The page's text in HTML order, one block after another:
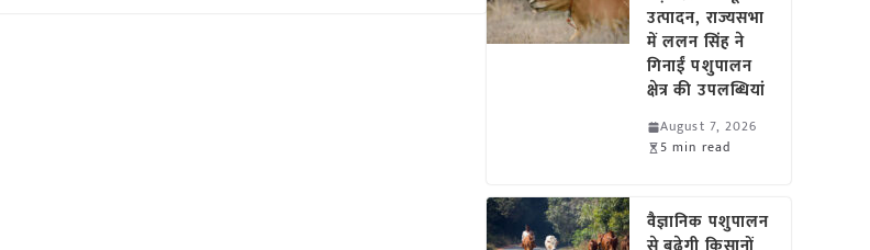
उत्पादन, राज्यसभा
में ललन सिंह ने
गिनाईं पशुपालन
क्षेत्र की उपलब्धियां
August 7, 2026
5 min read
वैज्ञानिक पशुपालन